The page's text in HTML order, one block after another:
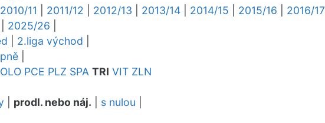
2010/11 2011/12 2012/13 2013/14 2014/15 2015/16 2016/17
2025/26
2.liga východ
OLO PCE PLZ SPA TRI VIT ZLN
prodl. nebo náj. s nulou